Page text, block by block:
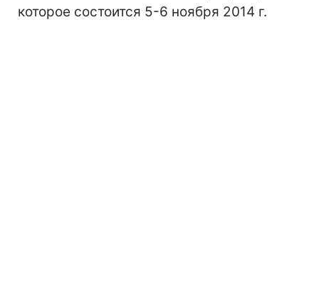
которое состоится 5-6 ноября 2014 г.